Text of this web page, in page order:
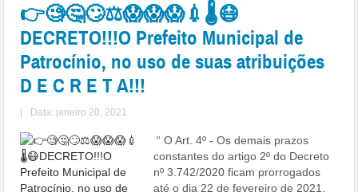
👉🧐🤔🙄⚖😱😱😱💉🌡😷
DECRETO!!!O Prefeito Municipal de
Patrocínio, no uso de suas atribuições
D E C R E T A!!!
Data: janeiro 20, 2021
“ O Art. 4º - Os demais prazos
constantes do artigo 2º do Decreto
nº 3.742/2020 ficam prorrogados
até o dia 22 de fevereiro de 2021,